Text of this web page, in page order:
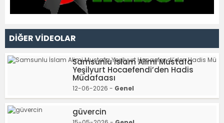
DİĞER VİDEOLAR
Samsunlu İslam Alimi Mustafa
Yeşilyurt Hocaefendi’den Hadis
Müdafaası
12-06-2026 - Genel
güvercin